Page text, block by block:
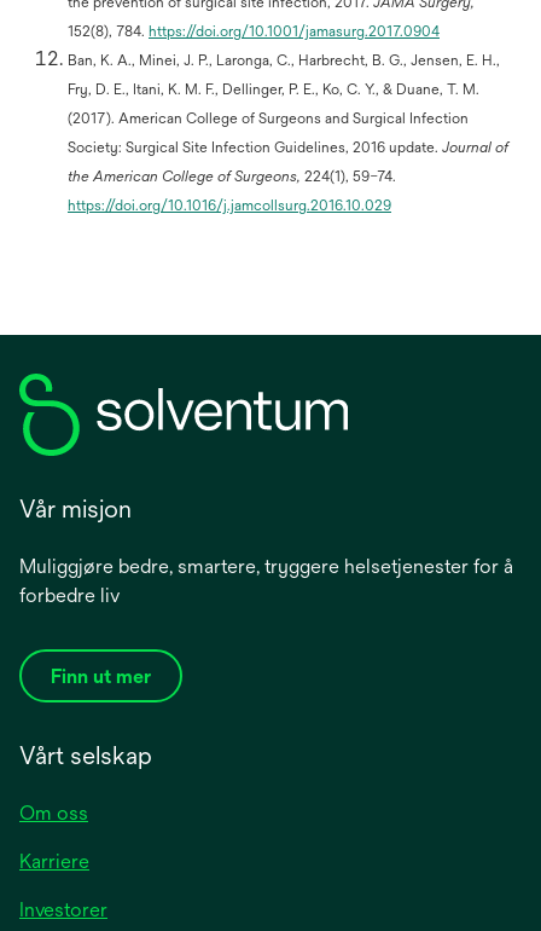
152(8), 784. https://doi.org/10.1001/jamasurg.2017.0904opens
new
tab
Ban, K. A., Minei, J. P., Laronga, C., Harbrecht, B. G., Jensen, E. H.,
Fry, D. E., Itani, K. M. F., Dellinger, P. E., Ko, C. Y., & Duane, T. M.
(2017). American College of Surgeons and Surgical Infection
Society: Surgical Site Infection Guidelines, 2016 update. Journal of
the American College of Surgeons, 224(1), 59–74.
https://doi.org/10.1016/j.jamcollsurg.2016.10.029opens
Vår misjon
Muliggjøre bedre, smartere, tryggere helsetjenester for å
forbedre liv
Finn ut mer
Vårt selskap
Om oss
Karriere
Investoreropens